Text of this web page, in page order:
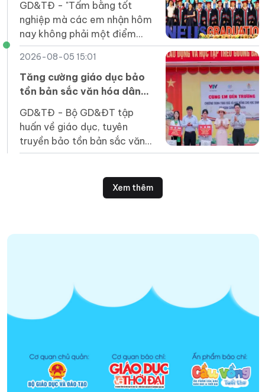
GD&TĐ - "Tấm bằng tốt
nghiệp mà các em nhận hôm
nay không phải một điểm
dừng mà là tấm vé để các
em bước vào một sân chơi
rộng lớn hơn".
2026-08-05 15:01
Tăng cường giáo dục bảo
tồn bản sắc văn hóa dân
tộc Jrai, Bahnar ở tiểu học
GD&TĐ - Bộ GD&ĐT tập
huấn về giáo dục, tuyên
truyền bảo tồn bản sắc văn
hóa Jrai, Bahnar cho cán bộ
Xem thêm